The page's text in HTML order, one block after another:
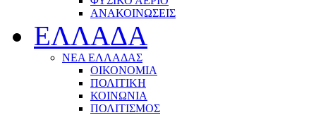
ΑΝΑΚΟΙΝΩΣΕΙΣ
ΕΛΛΑΔΑ
ΝΕΑ ΕΛΛΑΔΑΣ
ΟΙΚΟΝΟΜΙΑ
ΠΟΛΙΤΙΚΗ
ΚΟΙΝΩΝΙΑ
ΠΟΛΙΤΙΣΜΟΣ